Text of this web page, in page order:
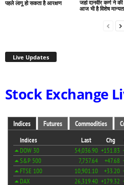
पहले लागू हो सकता है आरक्षण
जहां दानवीर कर्ण ने की
आज भी है विशेष मान्यता
Live Updates
Stock Exchange